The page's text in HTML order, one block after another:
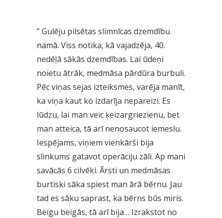
” Gulēju pilsētas slimnīcas dzemdību
namā. Viss notika, kā vajadzēja, 40.
nedēļā sākās dzemdības. Lai ūdeņi
noietu ātrāk, medmāsa pārdūra burbuli.
Pēc viņas sejas izteiksmes, varēja manīt,
ka viņa kaut ko izdarīja nepareizi. Es
lūdzu, lai man veic ķeizargriezienu, bet
man atteica, tā arī nenosaucot iemeslu.
Iespējams, viņiem vienkārši bija
slinkums gatavot operāciju zāli. Ap mani
savācās 6 cilvēki. Ārsti un medmāsas
burtiski sāka spiest man ārā bērnu. Jau
tad es sāku saprast, ka bērns būs miris.
Beigu beigās, tā arī bija… Izrakstot no